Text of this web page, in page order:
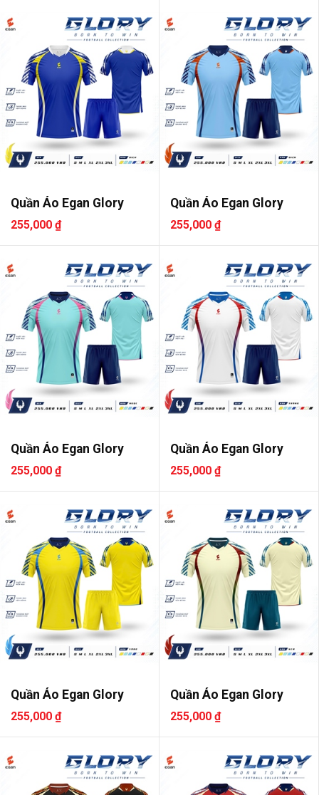
Quần Áo Egan Glory
255,000 ₫
Quần Áo Egan Glory
255,000 ₫
Quần Áo Egan Glory
255,000 ₫
Quần Áo Egan Glory
255,000 ₫
Quần Áo Egan Glory
255,000 ₫
Quần Áo Egan Glory
255,000 ₫